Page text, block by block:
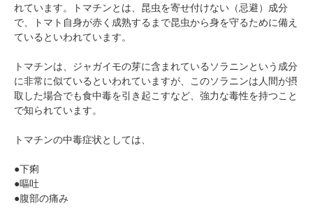
れています。トマチンとは、昆虫を寄せ付けない（忌避）成分
で、トマト自身が赤く成熟するまで昆虫から身を守るために備え
ているといわれています。
トマチンは、ジャガイモの芽に含まれているソラニンという成分
に非常に似ているといわれていますが、このソラニンは人間が摂
取した場合でも食中毒を引き起こすなど、強力な毒性を持つこと
で知られています。
トマチンの中毒症状としては、
●下痢
●嘔吐
●腹部の痛み